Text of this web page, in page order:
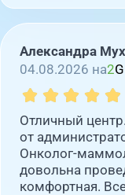
Александра
04.08.2026 на2
Отличный
от
Онколог-
довольна
комфортная.